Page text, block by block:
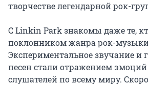
творчестве легендарной рок-
С Linkin Park знакомы даже те,
поклонником жанра рок-
Экспериментальное звучание и
песен стали отражением
слушателей по всему миру.